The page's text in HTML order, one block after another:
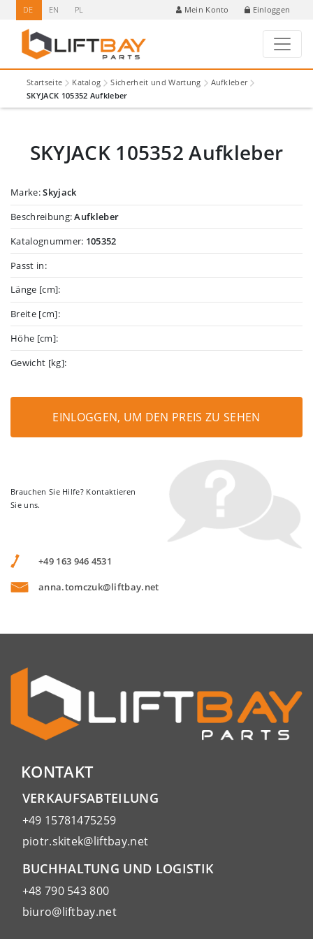
DE EN PL Mein Konto Einloggen
Startseite Katalog Sicherheit und Wartung
Aufkleber
SKYJACK 105352 Aufkleber
SKYJACK 105352 Aufkleber
Marke:Skyjack
Beschreibung:Aufkleber
Katalognummer: 105352
Passt in:
Länge [cm]:
Breite [cm]:
Höhe [cm]:
Gewicht [kg]:
EINLOGGEN, UM DEN PREIS ZU SEHEN
Brauchen Sie Hilfe? Kontaktieren
Sie uns.
+49 163 946 4531
anna.tomczuk@liftbay.net
KONTAKT
VERKAUFSABTEILUNG
+49 15781475259
piotr.skitek@liftbay.net
BUCHHALTUNG UND LOGISTIK
+48 790 543 800
biuro@liftbay.net